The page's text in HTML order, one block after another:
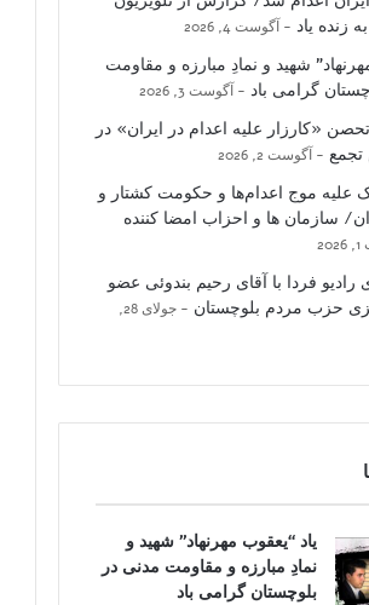
زنده یاد
آگوست 4, 2026
شهید و نمادِ مبارزه و مقاومت
گرامی باد
آگوست 3, 2026
«کارزار علیه اعدام در ایران» در
آگوست 2, 2026
علیه موج اعدام‌ها و حکومت کشتار و
سازمان ها و احزاب امضا کننده
رادیو فردا با آقای رحیم بندوئی عضو
حزب مردم بلوچستان
جولای 28,
یاد “یعقوب مهرنهاد” شهید و
نمادِ مبارزه و مقاومت مدنی در
بلوچستان گرامی باد